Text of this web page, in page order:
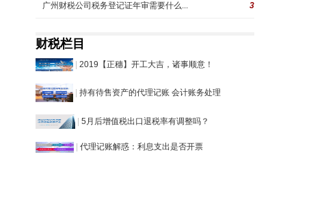
广州财税公司税务登记证年审需要什么... 3
财税栏目
| 2019【正穗】开工大吉，诸事顺意！
| 持有待售资产的代理记账 会计账务处理
| 5月后增值税出口退税率有调整吗？
代理记账解惑：利息支出是否开票